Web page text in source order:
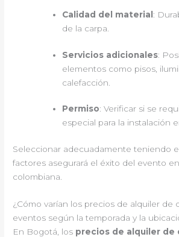
Calidad del material :
de la carpa.
Servicios adicionales:
elementos como pisos,
calefacción.
Permiso: Verificar si se
especial para la instalación
Seleccionar adecuadamente teniendo
factores asegurará el éxito del evento
colombiana.
¿Cómo varían los precios de alquiler de
eventos según la temporada y la
En Bogotá, los precios de alquiler de